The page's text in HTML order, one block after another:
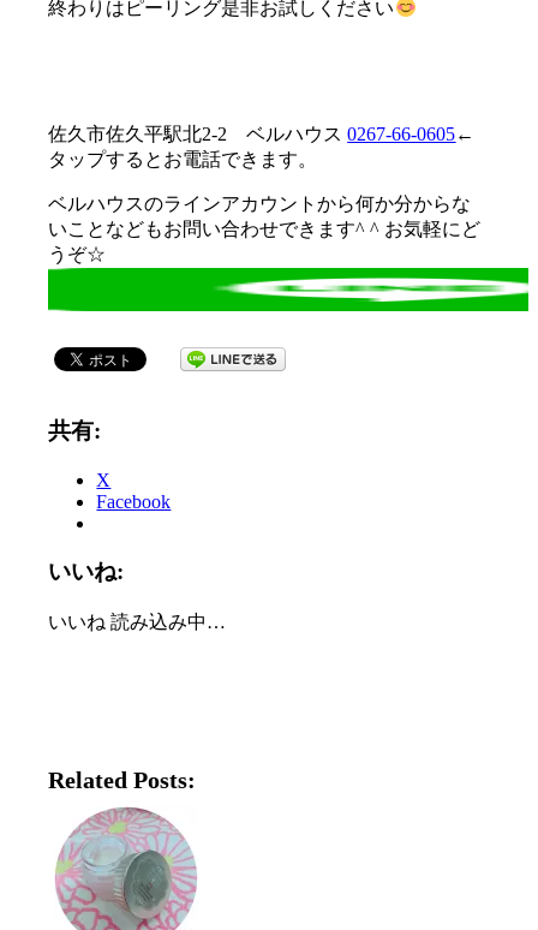
終わりはピーリング是非お試しください
佐久市佐久平駅北2-2 ベルハウス0267-66-0605←
タップするとお電話できます。
ベルハウスのラインアカウントから何か分からな
いことなどもお問い合わせできます^ ^ お気軽にど
うぞ☆
共有:
X
Facebook
いいね:
いいね 読み込み中…
Related Posts: